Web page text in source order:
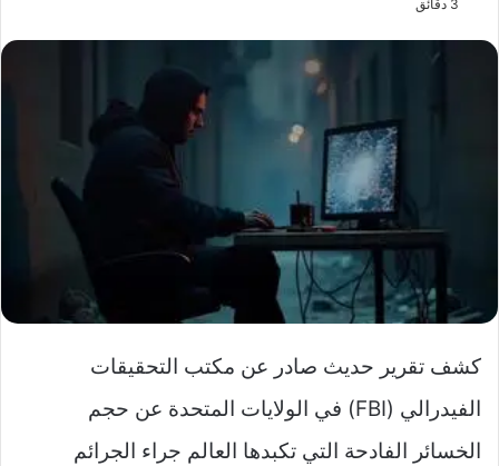
كشف تقرير حديث صادر عن مكتب التحقيقات
الفيدرالي (FBI) في الولايات المتحدة عن حجم
الخسائر الفادحة التي تكبدها العالم جراء الجرائم